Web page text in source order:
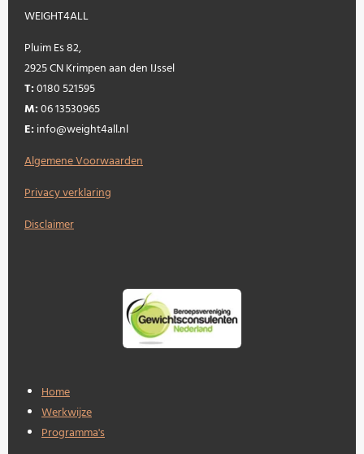
WEIGHT4ALL
Pluim Es 82,
2925 CN Krimpen aan den IJssel
T:0180 521595
M:06 13530965
E: info@weight4all.nl
Algemene Voorwaarden
Privacy verklaring
Disclaimer
Home
Werkwijze
Programma's